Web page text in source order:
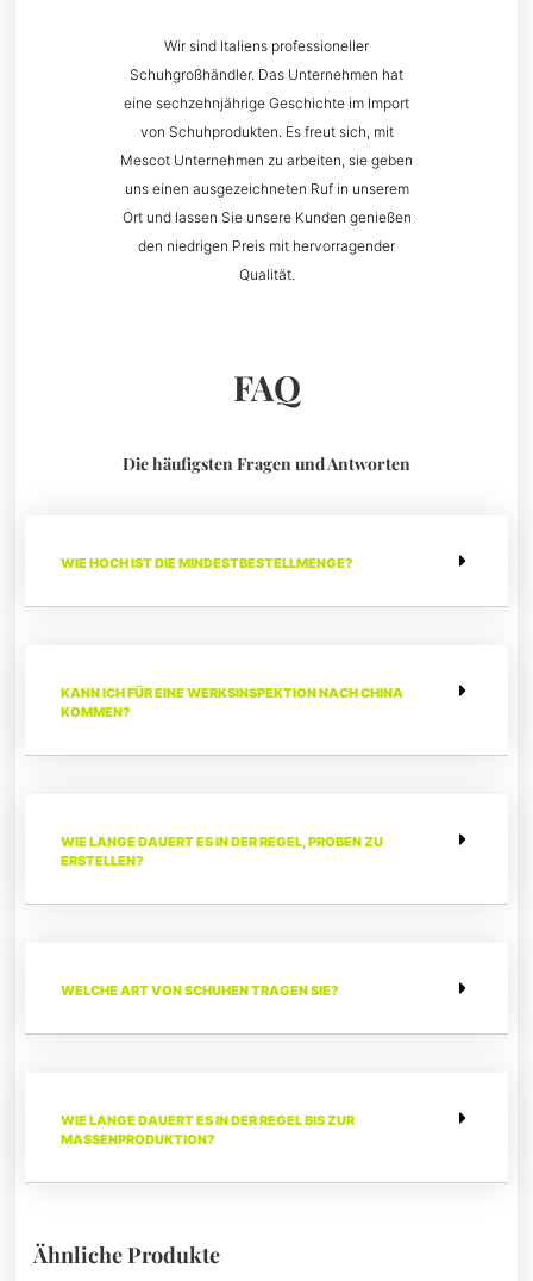
Wir sind Italiens professioneller
Schuhgroßhändler. Das Unternehmen hat
eine sechzehnjährige Geschichte im Import
von Schuhprodukten. Es freut sich, mit
Mescot Unternehmen zu arbeiten, sie geben
uns einen ausgezeichneten Ruf in unserem
Ort und lassen Sie unsere Kunden genießen
den niedrigen Preis mit hervorragender
Qualität.
FAQ
Die häufigsten Fragen und Antworten
WIE HOCH IST DIE MINDESTBESTELLMENGE?
KANN ICH FÜR EINE WERKSINSPEKTION NACH CHINA
KOMMEN?
WIE LANGE DAUERT ES IN DER REGEL, PROBEN ZU
ERSTELLEN?
WELCHE ART VON SCHUHEN TRAGEN SIE?
WIE LANGE DAUERT ES IN DER REGEL BIS ZUR
MASSENPRODUKTION?
Ähnliche Produkte